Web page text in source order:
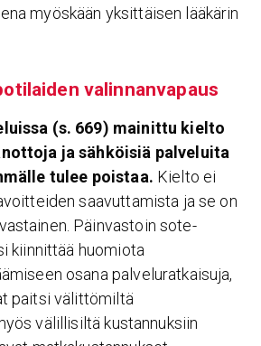
myöskään yksittäisen lääkärin
valin­nan­va­paus
(s. 669) mainittu kielto
ja sähköisiä palveluita
tulee poistaa. Kielto ei
saavuttamista ja se on
Päinvastoin sote-
kiinnittää huomiota
osana palveluratkaisuja,
paitsi välittömiltä
välillisiltä kustannuksiin